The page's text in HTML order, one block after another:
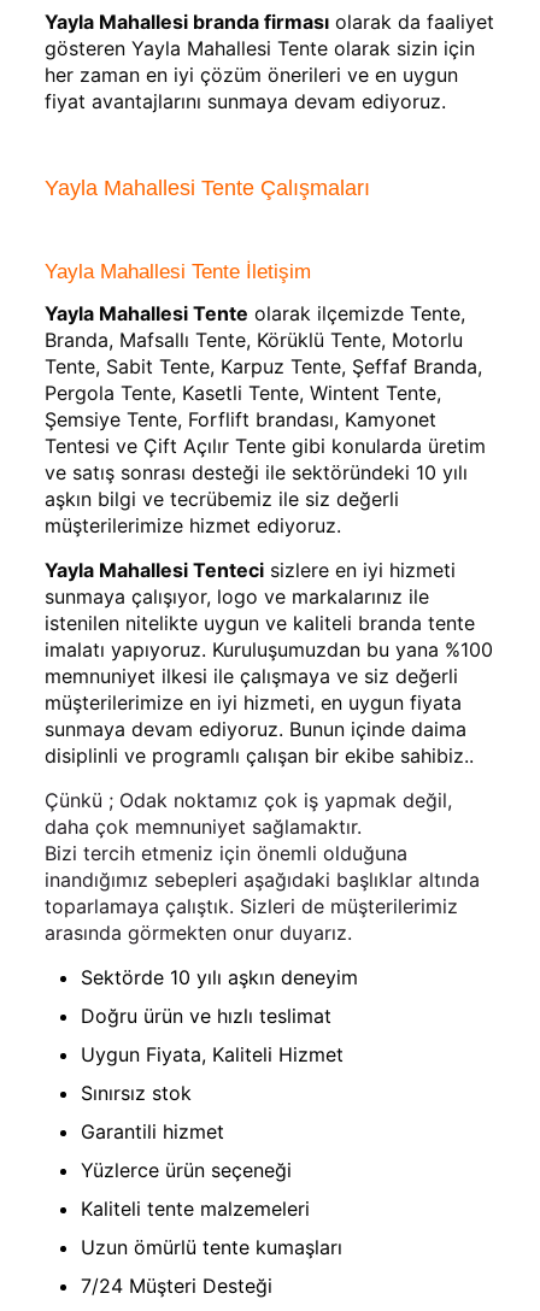
Yayla Mahallesi branda firmasıolarak da faaliyet
gösteren Yayla Mahallesi Tente olarak sizin için
her zaman en iyi çözüm önerileri ve en uygun
fiyat avantajlarını sunmaya devam ediyoruz.
Yayla Mahallesi Tente Çalışmaları
Yayla Mahallesi Tente İletişim
Yayla Mahallesi Tente olarak ilçemizde Tente,
Branda, Mafsallı Tente, Körüklü Tente, Motorlu
Tente, Sabit Tente, Karpuz Tente, Şeffaf Branda,
Pergola Tente, Kasetli Tente, Wintent Tente,
Şemsiye Tente, Forflift brandası, Kamyonet
Tentesi ve Çift Açılır Tente gibi konularda üretim
ve satış sonrası desteği ile sektöründeki 10 yılı
aşkın bilgi ve tecrübemiz ile siz değerli
müşterilerimize hizmet ediyoruz.
Yayla Mahallesi Tentecisizlere en iyi hizmeti
sunmaya çalışıyor, logo ve markalarınız ile
istenilen nitelikte uygun ve kaliteli branda tente
imalatı yapıyoruz. Kuruluşumuzdan bu yana %100
memnuniyet ilkesi ile çalışmaya ve siz değerli
müşterilerimize en iyi hizmeti, en uygun fiyata
sunmaya devam ediyoruz. Bunun içinde daima
disiplinli ve programlı çalışan bir ekibe sahibiz..
Çünkü ; Odak noktamız çok iş yapmak değil,
daha çok memnuniyet sağlamaktır.
Bizi tercih etmeniz için önemli olduğuna
inandığımız sebepleri aşağıdaki başlıklar altında
toparlamaya çalıştık. Sizleri de müşterilerimiz
arasında görmekten onur duyarız.
Sektörde 10 yılı aşkın deneyim
Doğru ürün ve hızlı teslimat
Uygun Fiyata, Kaliteli Hizmet
Sınırsız stok
Garantili hizmet
Yüzlerce ürün seçeneği
Kaliteli tente malzemeleri
Uzun ömürlü tente kumaşları
7/24 Müşteri Desteği